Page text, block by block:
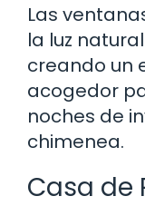
Las
la luz
creando un
acogedor
noches de
chimenea.
Casa de